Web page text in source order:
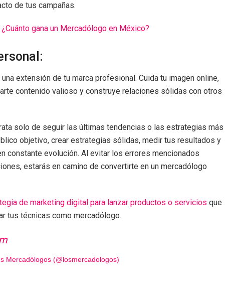
de tus campañas.
¿Cuánto gana un Mercadólogo en México?
extensión de tu marca profesional. Cuida tu imagen online,
contenido valioso y construye relaciones sólidas con otros
solo de seguir las últimas tendencias o las estrategias más
objetivo, crear estrategias sólidas, medir tus resultados y
constante evolución. Al evitar los errores mencionados
estarás en camino de convertirte en un mercadólogo
de marketing digital para lanzar productos o servicios que
tus técnicas como mercadólogo.
Mercadólogos (@losmercadologos)